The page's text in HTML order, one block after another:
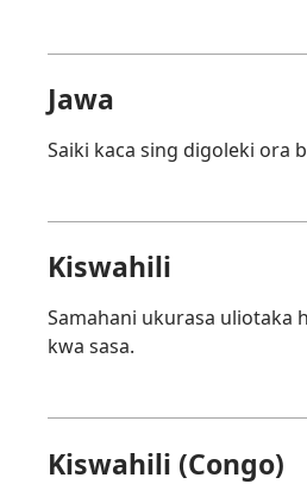
Jawa
Saiki kaca sing digoleki ora
Kiswahili
Samahani ukurasa uliotaka
kwa sasa.
Kiswahili (Congo)